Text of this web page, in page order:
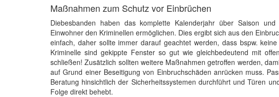
Maßnahmen zum Schutz vor Einbrüchen
Diebesbanden haben das komplette Kalenderjahr über Saison
Einwohner den Kriminellen ermöglichen. Dies ergibt sich aus den
einfach, daher sollte immer darauf geachtet werden, dass bspw.
Kriminelle sind gekippte Fenster so gut wie gleichbedeutend mit
schließen! Zusätzlich sollten weitere Maßnahmen getroffen werden,
auf Grund einer Beseitigung von Einbruchschäden anrücken muss.
Beratung hinsichtlich der Sicherheitssystemen durchführt und Türen
Folge direkt behebt.